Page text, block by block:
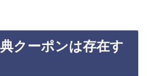
クーポンは存在す